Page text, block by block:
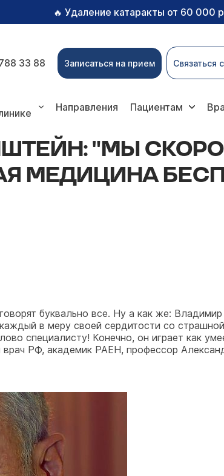
🔥 Удаление катаракты от 60 000
33 88 Записаться на прием Связаться
Направления Пациентам
"МЫ СКОРО
МЕДИЦИНА
буквально все. Ну а как же:
в меру своей сердитости со
специалисту! Конечно, он играет как
врач РФ, академик РАЕН, профессор